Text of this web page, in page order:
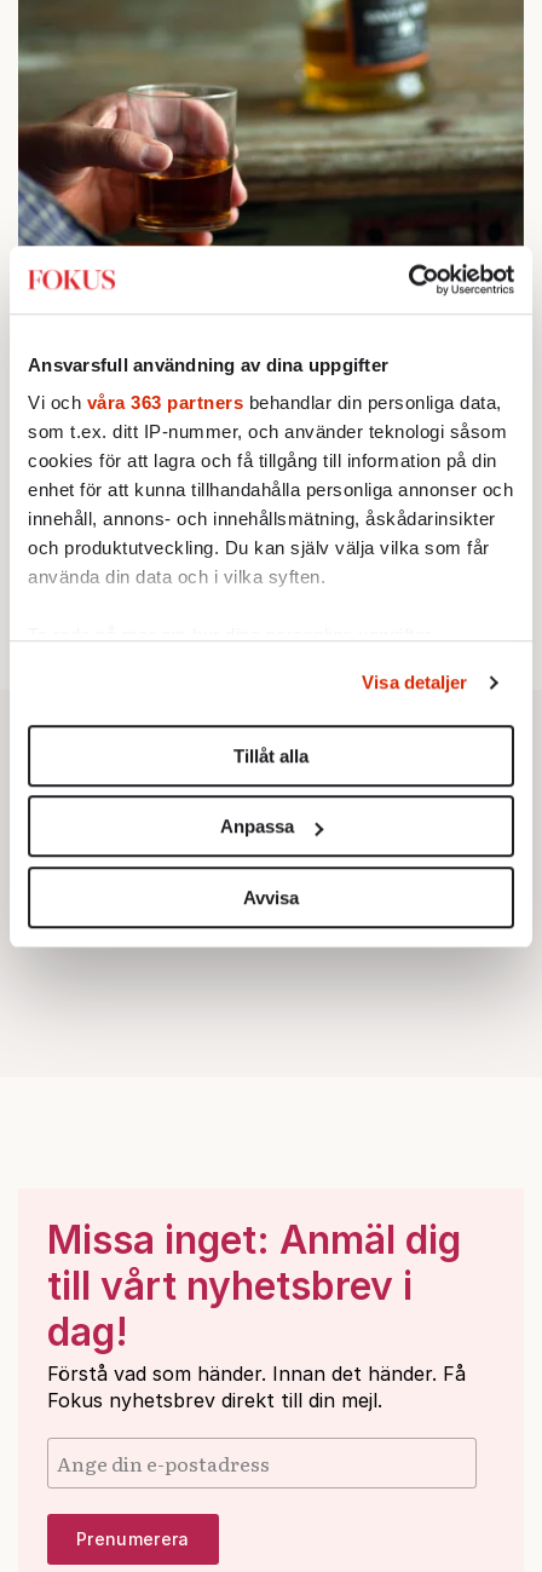
Ansvarsfull användning av dina uppgifter
Vi och våra 363 partners behandlar din personliga data,
som t.ex. ditt IP-nummer, och använder teknologi såsom
cookies för att lagra och få tillgång till information på din
enhet för att kunna tillhandahålla personliga annonser och
innehåll, annons- och innehållsmätning, åskådarinsikter
och produktutveckling. Du kan själv välja vilka som får
använda din data och i vilka syften.
Du kan ändra eller dra tillbaka ditt samtycke när som
helst från cookie-förklaringen.
Vi använder enhetsidentifierare för att anpassa innehållet
för sociala medier och analysera vår trafik. Vi
vidarebefordrar även sådana identifierare och annan
information från din enhet till de sociala medier och
annons- och analysföretag som vi samarbetar med.
Dessa kan i sin tur kombinera informationen med annan
Visa detaljer
Tillåt alla
Anpassa
Avvisa
STICKET
1.Bitte Assarmo:
Sagan om den lågbegåvade
ursprungsbefolkningen i Filipstad
2.Sakine Madon:Efter islamistdådet oroar sig
vänstern för Agnes Wold
UTRIKES
3.Därför liknar Putin både tsaren och Stalin
Av: Bengt Jangfeldt
KRÖNIKA
4.Johan Hakelius:DN-rubriken visar vad som sägs
mellan raderna
STICKET
5.Johan Romin:Varför ställs aldrig dessa frågor?
STICKET
Missa inget: Anmäl dig
till vårt nyhetsbrev i
dag!
Förstå vad som händer. Innan det händer. Få
Fokus nyhetsbrev direkt till din mejl.